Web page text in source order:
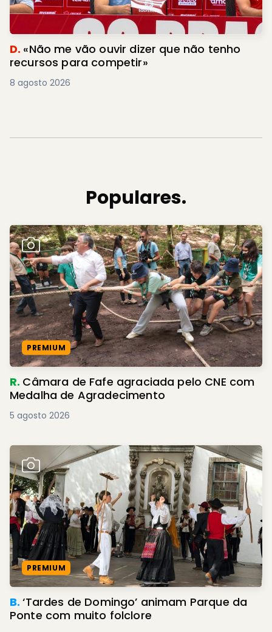
D. «Não me vão ouvir dizer que não tenho
recursos para competir»
8 agosto 2026
Populares.
PREMIUM
R. Câmara de Fafe agraciada pelo CNE com
Medalha de Agradecimento
5 agosto 2026
PREMIUM
B.‘Tardes de Domingo’ animam Parque da
Ponte com muito folclore